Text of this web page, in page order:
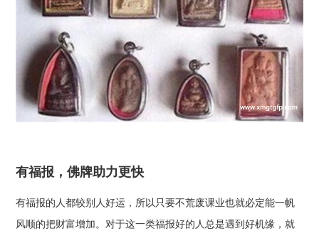
有福报，佛牌助力更快
有福报的人都较别人好运，所以只要不荒废课业也就必定能一帆
风顺的把财富增加。对于这一类福报好的人总是遇到好机缘，就